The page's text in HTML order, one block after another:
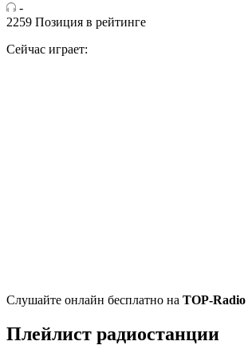
-
2259 Позиция в рейтинге
Сейчас играет:
Cлушайте онлайн бесплатно на TOP-Radio
Плейлист радиостанции